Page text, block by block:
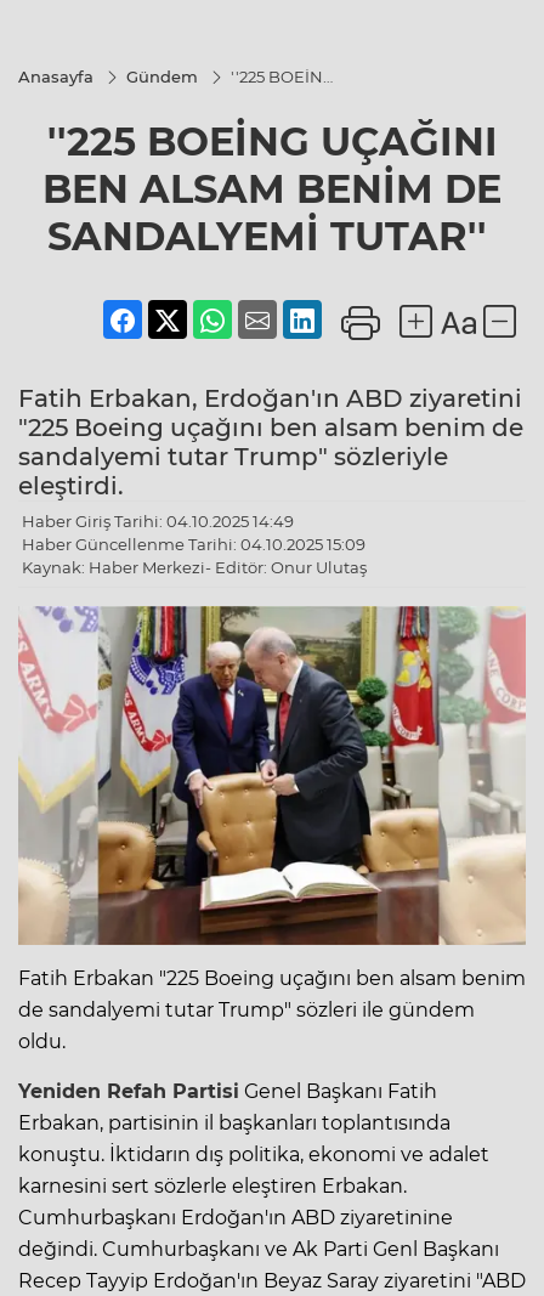
Anasayfa Gündem
''225 BOEİNG
BEN ALSAM
BENİM DE
SANDALYEMİ
TUTAR''
''225 BOEİNG UÇAĞINI
BEN ALSAM BENİM DE
SANDALYEMİ TUTAR''
Fatih Erbakan, Erdoğan'ın ABD ziyaretini
"225 Boeing uçağını ben alsam benim de
sandalyemi tutar Trump" sözleriyle
eleştirdi.
Haber Giriş Tarihi: 04.10.2025 14:49
Haber Güncellenme Tarihi: 04.10.2025 15:09
Kaynak: Haber Merkezi- Editör: Onur Ulutaş
Fatih Erbakan "225 Boeing uçağını ben alsam benim
de sandalyemi tutar Trump" sözleri ile gündem
oldu.
Yeniden Refah Partisi Genel Başkanı Fatih
Erbakan, partisinin il başkanları toplantısında
konuştu. İktidarın dış politika, ekonomi ve adalet
karnesini sert sözlerle eleştiren Erbakan.
Cumhurbaşkanı Erdoğan'ın ABD ziyaretinine
değindi. Cumhurbaşkanı ve Ak Parti Genl Başkanı
Recep Tayyip Erdoğan'ın Beyaz Saray ziyaretini "ABD